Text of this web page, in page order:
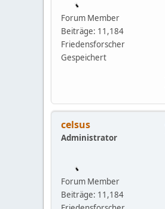
Forum Member
Beiträge: 11,184
Friedensforscher
Gespeichert
celsus
Administrator
Forum Member
Beiträge: 11,184